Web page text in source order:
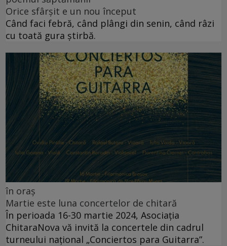
Orice sfârșit e un nou început
Când faci febră, când plângi din senin, când râzi
cu toată gura știrbă.
în oraș
Martie este luna concertelor de chitară
În perioada 16-30 martie 2024, Asociația
ChitaraNova vă invită la concertele din cadrul
turneului național „Conciertos para Guitarra”.